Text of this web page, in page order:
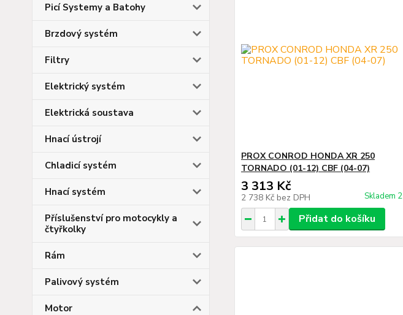
Picí Systemy a Batohy
Brzdový systém
Filtry
Elektrický systém
Elektrická soustava
Hnací ústrojí
Chladicí systém
Hnací systém
Příslušenství pro motocykly a
čtyřkolky
Rám
Palivový systém
Motor
PROX CONROD HONDA XR 250
TORNADO (01-12) CBF (04-07)
3 313 Kč
2 738 Kč bez DPH Skladem 2
Přidat do košíku